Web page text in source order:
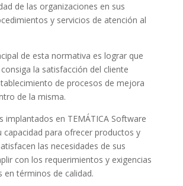
de las organizaciones en sus
y servicios de atención al
de esta normativa es lograr que
la satisfacción del cliente
de procesos de mejora
de la misma.
implantados en TEMÁTICA Software
capacidad para ofrecer productos y
las necesidades de sus
con los requerimientos y exigencias
en términos de calidad.